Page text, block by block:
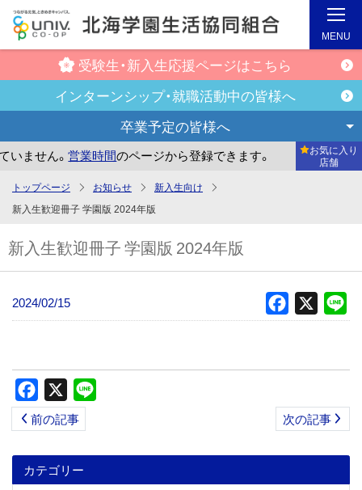
コ
ン
受験生・新入生応援ページはこちら
インターンシップ・就職活動中の皆様へ
卒業予定の皆様へ
ません。営業時間のページから登録できます。 まだお気
お気に入り
店舗
MENU
トップページ お知らせ
新入生向け
新入生歓迎冊子 学園版 2024年版
新入生歓迎冊子 学園版 2024年版
2024/02/15 Facebook
Facebook
前の記事 次の記事
カテゴリー